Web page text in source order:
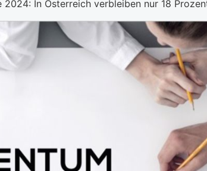
In Österreich verbleiben nur 18